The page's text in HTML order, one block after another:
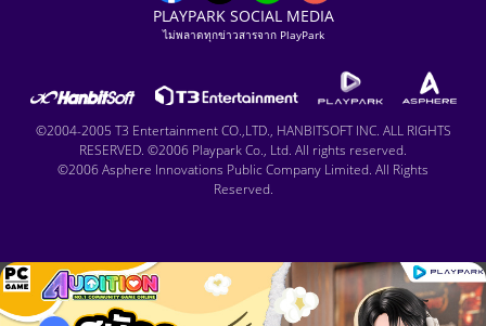
PLAYPARK SOCIAL MEDIA
ไม่พลาดทุกข่าวสารจาก PlayPark
©2004-2005 T3 Entertainment CO.,LTD., HANBITSOFT INC. ALL RIGHTS
RESERVED. ©2006 Playpark Co., Ltd. All rights reserved.
©2006 Asphere Innovations Public Company Limited. All Rights
Reserved.